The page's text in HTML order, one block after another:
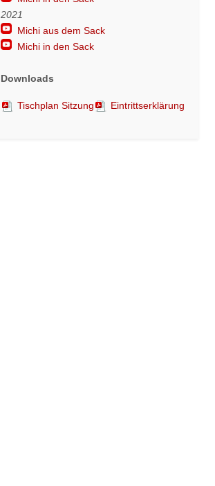
2021
Michi aus dem Sack
Michi in den Sack
Downloads
Tischplan Sitzung Eintrittserklärung